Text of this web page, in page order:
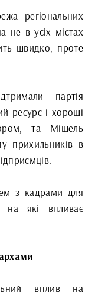
регіональних
не в усіх містах
швидко, проте
партія
ресурс і хороші
та Мішель
прихильників в
з кадрами для
на які впливає
вплив на